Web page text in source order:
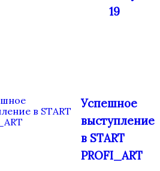
19
Успешное
выступление
в START
PROFI_ART